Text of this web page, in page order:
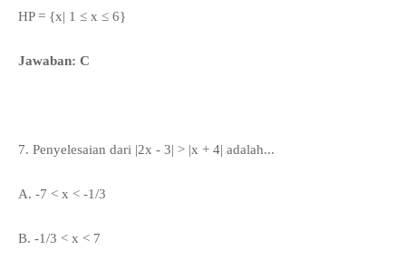
HP = {x| 1 ≤ x ≤ 6}
Jawaban: C
7. Penyelesaian dari |2x - 3| > |x + 4| adalah...
A. -7 < x < -1/3
B. -1/3 < x < 7